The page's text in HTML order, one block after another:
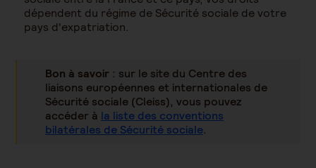
dépendent du régime de Sécurité sociale de votre
pays d'expatriation.
Bon à savoir : sur le site du Centre des
liaisons européennes et internationales de
Sécurité sociale (Cleiss), vous pouvez
accéder à la liste des conventions
bilatérales de Sécurité sociale.